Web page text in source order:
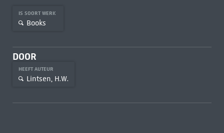
IS SOORT WERK
Books
DOOR
HEEFT AUTEUR
Lintsen, H.W.